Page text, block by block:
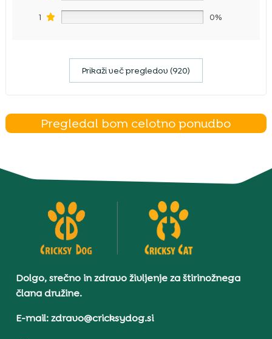
1 0%
Prikaži več pregledov (920)
Pregledal bom celotno ponudbo
Dolgo, srečno in zdravo življenje za štirinožnega
člana družine.
E-mail: zdravo@cricksydog.si